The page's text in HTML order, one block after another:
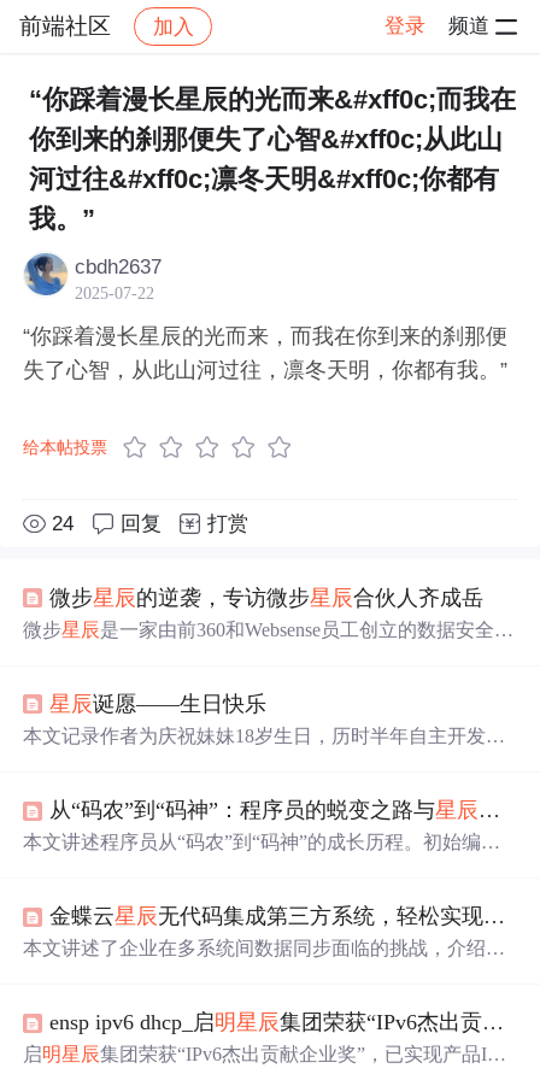
前端社区 加入 登录 频道
社区 前端社区 感慨 帖子详情
“你踩着漫长星辰的光而来&#xff0c;而我在
你到来的刹那便失了心智&#xff0c;从此山
河过往&#xff0c;凛冬天明&#xff0c;你都有
我。”
cbdh2637
2025-07-22
“你踩着漫长星辰的光而来，而我在你到来的刹那便
失了心智，从此山河过往，凛冬天明，你都有我。”
给本帖投票
24 回复 打赏
微步星辰的逆袭，专访微步星辰合伙人齐成岳
微步星辰是一家由前360和Websense员工创立的数据安全公
用户体验，最终成功打造出领先的产品，并在2018年获得
Gartner报告的认可，成为唯一上榜的中国DLP厂商。创始
星辰诞愿——生日快乐
本文记录作者为庆祝妹妹18岁生日，历时半年自主开发We
等核心技术栈学习与应用，突出从零构建全栈网站的真实
路径，体现自学规划、工程落地与持续交付能力。
从“码农”到“码神”：程序员的蜕变之路与星辰大海
本文讲述程序员从“码农”到“码神”的成长历程。初始编程
在多方面展现卓越能力。还表达了对编程未来的无限向
往。
金蝶云星辰无代码集成第三方系统，轻松实现跨应用对接
本文讲述了企业在多系统间数据同步面临的挑战，介绍了
与不同应用（如钉钉、CRM、电商平台等）集成的多种场
景实例。
ensp ipv6 dhcp_启明星辰集团荣获“IPv6杰出贡献企业奖”
启明星辰集团荣获“IPv6杰出贡献企业奖”，已实现产品IPv